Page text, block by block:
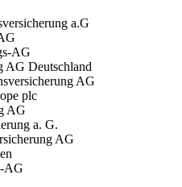
a.G
AG
AG Deutschland
AG
plc
AG
a. G.
AG
AG